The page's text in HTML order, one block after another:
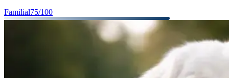
Familial75/100